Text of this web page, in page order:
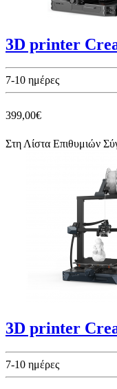
3D printer
7-10 ημέρες
399,00€
Στη Λίστα Επιθυμιών
3D printer
7-10 ημέρες